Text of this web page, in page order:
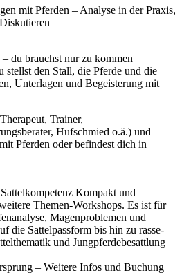
mit Pferden – Analyse in der Praxis,
du brauchst nur zu kommen
den Stall, die Pferde und die
Unterlagen und Begeisterung mit
Trainer,
Hufschmied o.ä.) und
Pferden oder befindest dich in
Kompakt und
Themen-Workshops. Es ist für
Magenproblemen und
die Sattelpassform bis hin zu rasse-
und Jungpferdebesattlung
– Weitere Infos und Buchung